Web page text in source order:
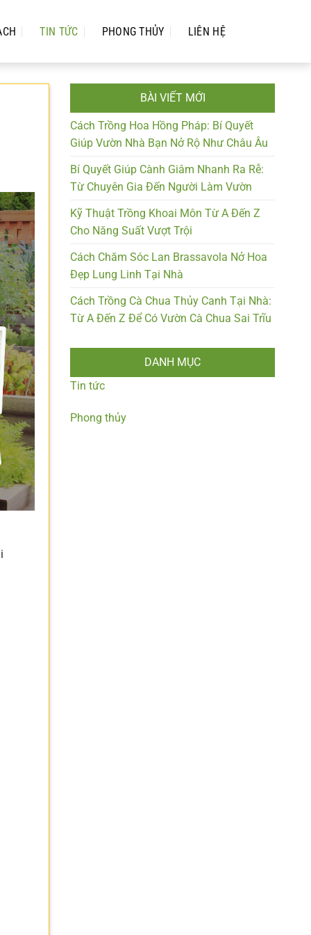
TIN TỨC PHONG THỦY LIÊN HỆ
BÀI VIẾT MỚI
Cách Trồng Hoa Hồng Pháp: Bí Quyết
Giúp Vườn Nhà Bạn Nở Rộ Như Châu Âu
Bí Quyết Giúp Cành Giâm Nhanh Ra Rễ:
Từ Chuyên Gia Đến Người Làm Vườn
Kỹ Thuật Trồng Khoai Môn Từ A Đến Z
Cho Năng Suất Vượt Trội
Cách Chăm Sóc Lan Brassavola Nở Hoa
Đẹp Lung Linh Tại Nhà
Cách Trồng Cà Chua Thủy Canh Tại Nhà:
Từ A Đến Z Để Có Vườn Cà Chua Sai Trĩu
DANH MỤC
Tin tức
Phong thủy